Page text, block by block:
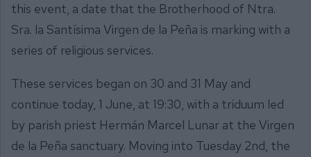
this event, a date that the Brotherhood of Ntra.
Sra. la Santísima Virgen de la Peña is marking with a
series of religious services.
These services began on 30 and 31 May and
continue today, 1 June, at 19:30, with a triduum led
by parish priest Hermán Marcel Lunar at the Virgen
de la Peña sanctuary. Moving into Tuesday 2nd, the